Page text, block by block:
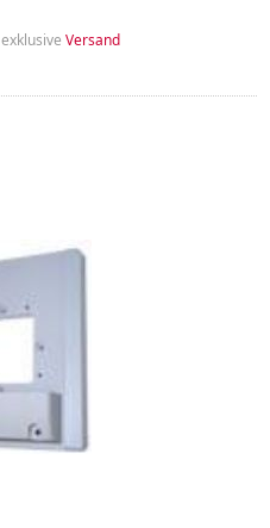
exklusive Versand